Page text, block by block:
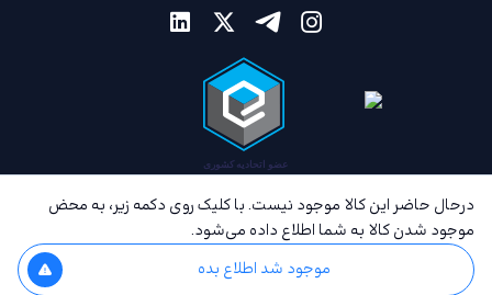
درحال حاضر این کالا موجود نیست. با کلیک روی دکمه زیر، به محض
موجود شدن کالا به شما اطلاع داده می‌شود.
موجود شد اطلاع بده